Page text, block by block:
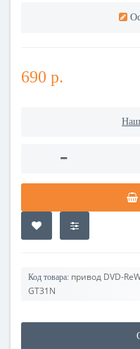
690 р.
Код товара: привод DVD-
GT31N